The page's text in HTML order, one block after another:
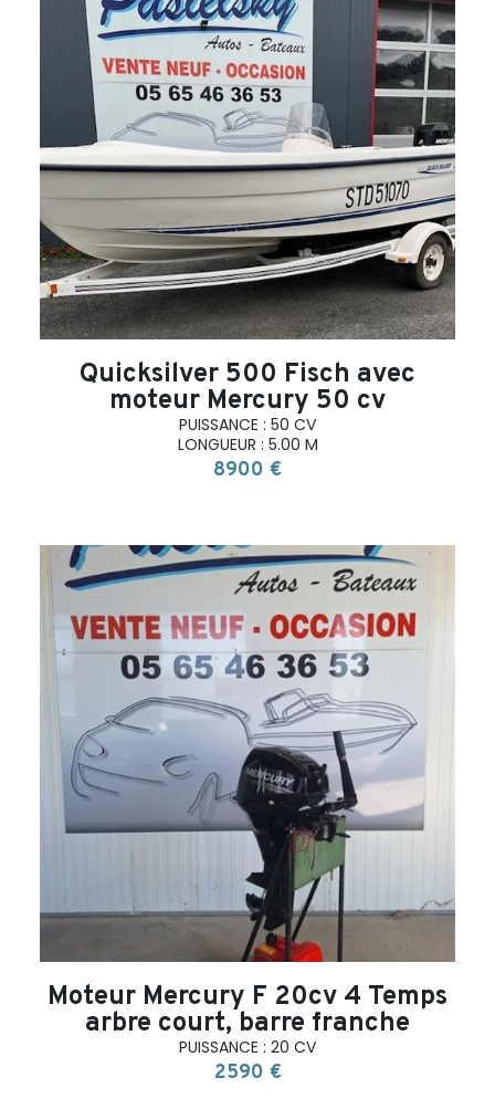
search
Quicksilver 500 Fisch avec
moteur Mercury 50 cv
PUISSANCE : 50 CV
LONGUEUR : 5.00 M
8900 €
search
Moteur Mercury F 20cv 4 Temps
arbre court, barre franche
PUISSANCE : 20 CV
2590 €